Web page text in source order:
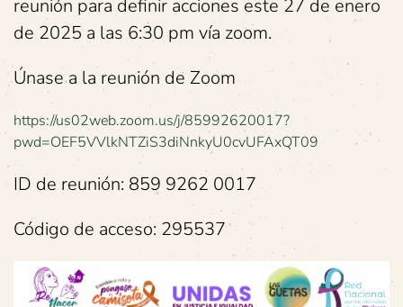
reunión para definir acciones este 27 de enero
de 2025 a las 6:30 pm vía zoom.
Únase a la reunión de Zoom
https://us02web.zoom.us/j/85992620017?
pwd=OEF5VVlkNTZiS3diNnkyU0cvUFAxQT09
ID de reunión: 859 9262 0017
Código de acceso: 295537